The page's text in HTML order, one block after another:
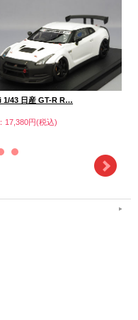
1/43 日産 GT-R R…
17,380円(税込)